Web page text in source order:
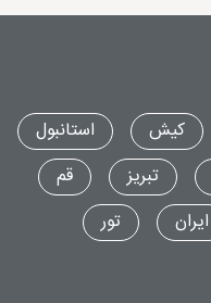
کیش
استانبول
تبریز
قم
ایران تور